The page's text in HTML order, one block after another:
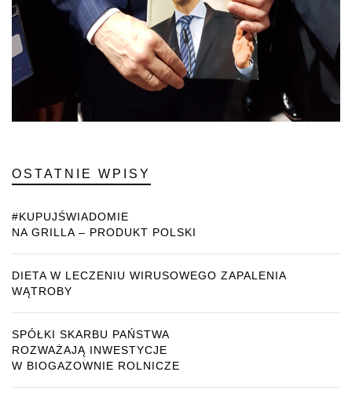
OSTATNIE WPISY
#KUPUJŚWIADOMIE
NA GRILLA – PRODUKT POLSKI
DIETA W LECZENIU WIRUSOWEGO ZAPALENIA
WĄTROBY
SPÓŁKI SKARBU PAŃSTWA
ROZWAŻAJĄ INWESTYCJE
W BIOGAZOWNIE ROLNICZE